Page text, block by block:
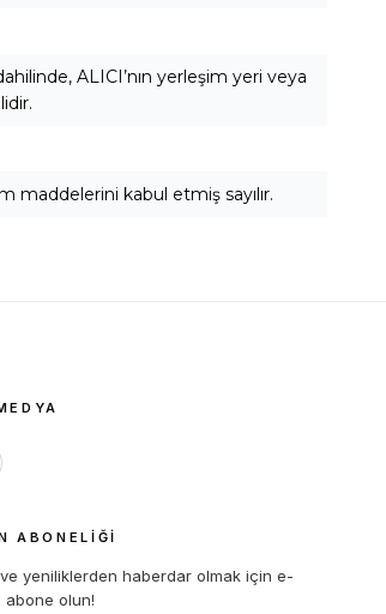
ALICI’nın yerleşim yeri veya
maddelerini kabul etmiş sayılır.
ABONELIĞI
yeniliklerden haberdar olmak için e-
abone olun!